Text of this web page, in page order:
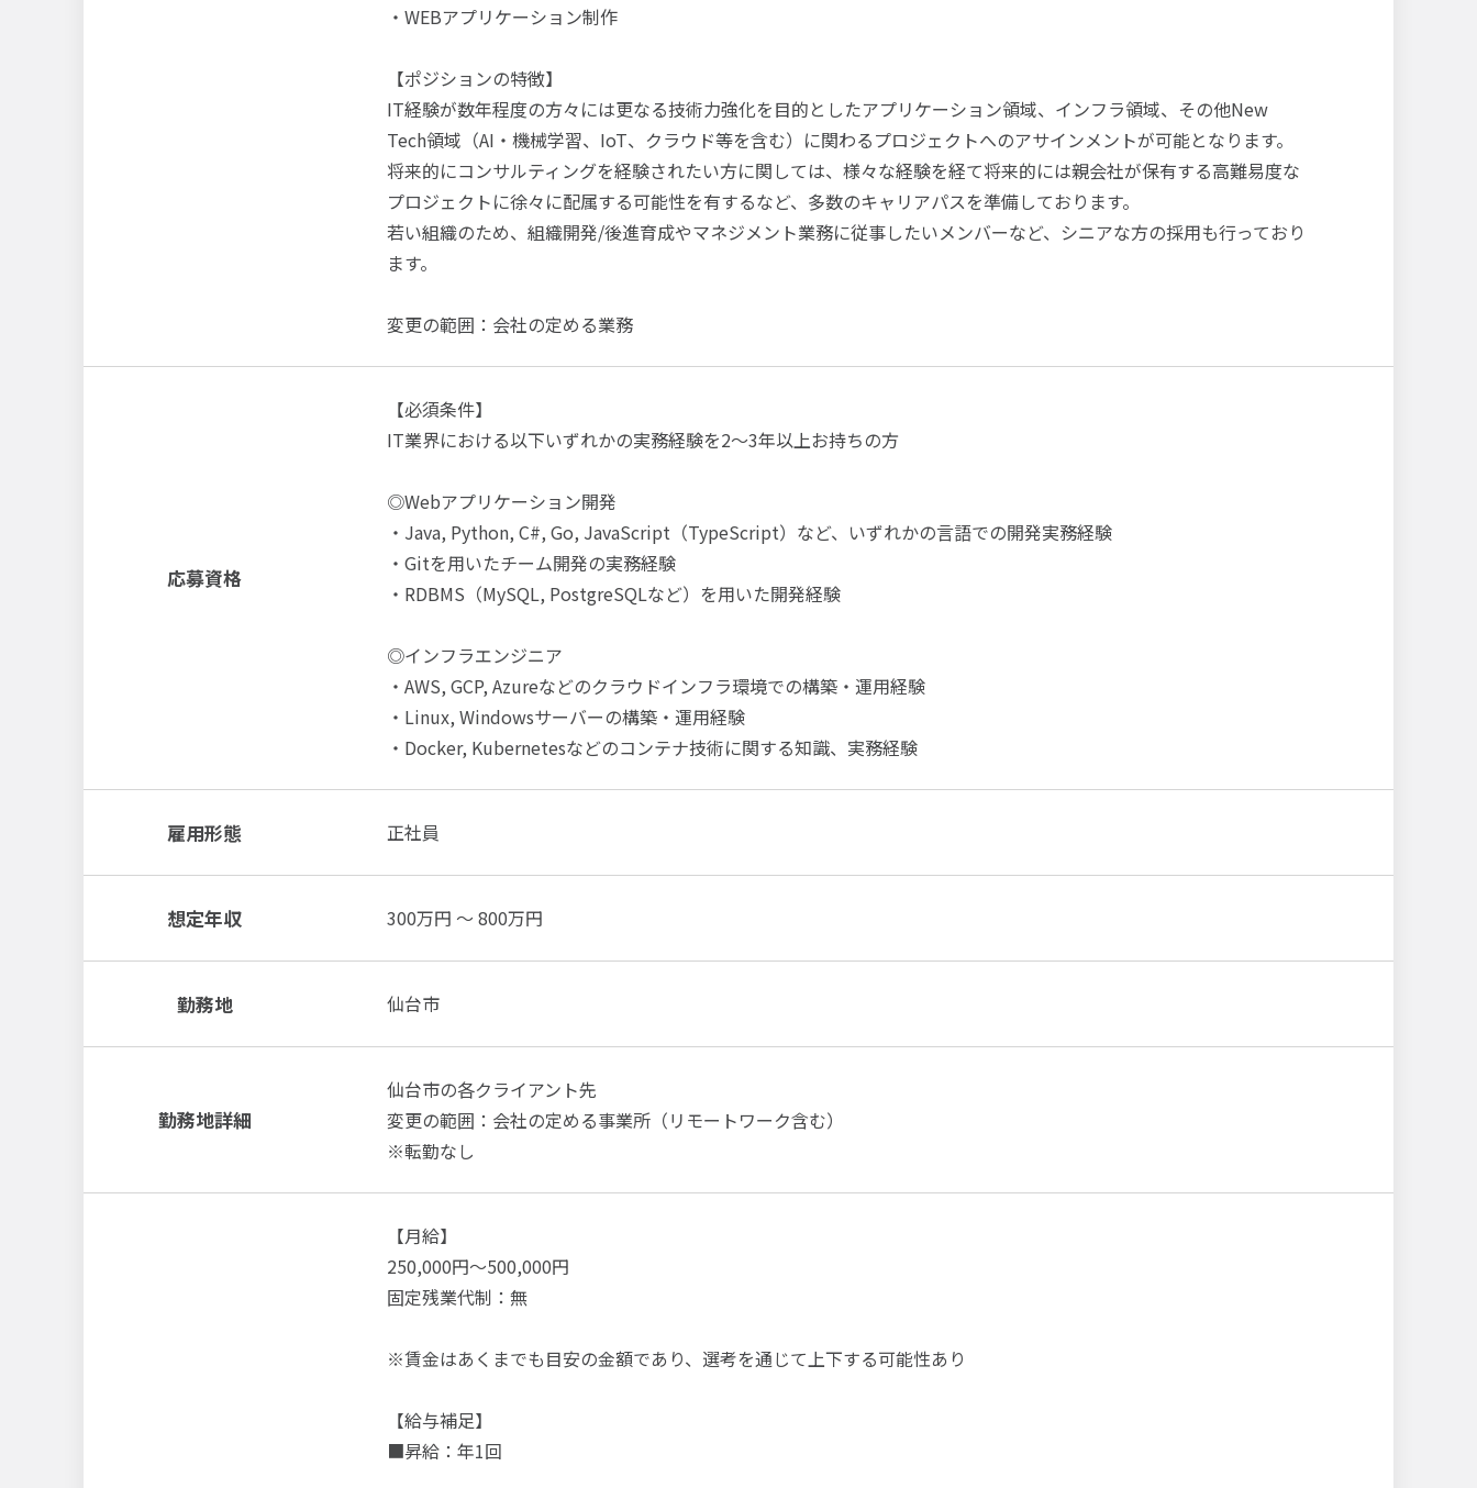
・WEBアプリケーション制作
【ポジションの特徴】
IT経験が数年程度の方々には更なる技術力強化を目的としたアプリケーション領域、インフラ領域、その他New
Tech領域（AI・機械学習、IoT、クラウド等を含む）に関わるプロジェクトへのアサインメントが可能となります。
将来的にコンサルティングを経験されたい方に関しては、様々な経験を経て将来的には親会社が保有する高難易度な
プロジェクトに徐々に配属する可能性を有するなど、多数のキャリアパスを準備しております。
若い組織のため、組織開発/後進育成やマネジメント業務に従事したいメンバーなど、シニアな方の採用も行っており
ます。
変更の範囲：会社の定める業務
応募資格
【必須条件】
IT業界における以下いずれかの実務経験を2～3年以上お持ちの方
◎Webアプリケーション開発
・Java, Python, C#, Go, JavaScript（TypeScript）など、いずれかの言語での開発実務経験
・Gitを用いたチーム開発の実務経験
・RDBMS（MySQL, PostgreSQLなど）を用いた開発経験
◎インフラエンジニア
・AWS, GCP, Azureなどのクラウドインフラ環境での構築・運用経験
・Linux, Windowsサーバーの構築・運用経験
・Docker, Kubernetesなどのコンテナ技術に関する知識、実務経験
雇用形態 正社員
想定年収 300万円 ～ 800万円
勤務地 仙台市
勤務地詳細
仙台市の各クライアント先
変更の範囲：会社の定める事業所（リモートワーク含む）
※転勤なし
【月給】
250,000円～500,000円
固定残業代制：無
※賃金はあくまでも目安の金額であり、選考を通じて上下する可能性あり
【給与補足】
■昇給：年1回